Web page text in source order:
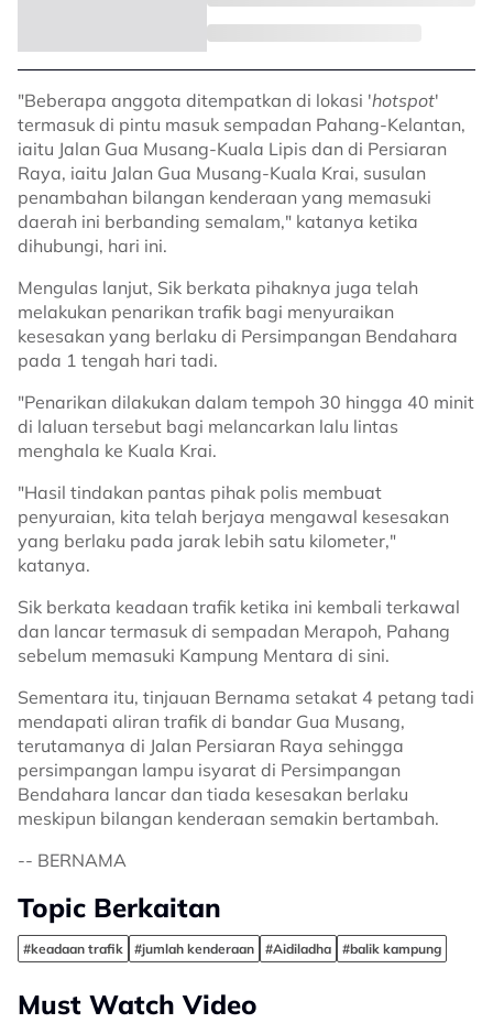
"Beberapa anggota ditempatkan di lokasi 'hotspot'
termasuk di pintu masuk sempadan Pahang-Kelantan,
iaitu Jalan Gua Musang-Kuala Lipis dan di Persiaran
Raya, iaitu Jalan Gua Musang-Kuala Krai, susulan
penambahan bilangan kenderaan yang memasuki
daerah ini berbanding semalam," katanya ketika
dihubungi, hari ini.
Mengulas lanjut, Sik berkata pihaknya juga telah
melakukan penarikan trafik bagi menyuraikan
kesesakan yang berlaku di Persimpangan Bendahara
pada 1 tengah hari tadi.
"Penarikan dilakukan dalam tempoh 30 hingga 40 minit
di laluan tersebut bagi melancarkan lalu lintas
menghala ke Kuala Krai.
"Hasil tindakan pantas pihak polis membuat
penyuraian, kita telah berjaya mengawal kesesakan
yang berlaku pada jarak lebih satu kilometer,"
katanya.
Sik berkata keadaan trafik ketika ini kembali terkawal
dan lancar termasuk di sempadan Merapoh, Pahang
sebelum memasuki Kampung Mentara di sini.
Sementara itu, tinjauan Bernama setakat 4 petang tadi
mendapati aliran trafik di bandar Gua Musang,
terutamanya di Jalan Persiaran Raya sehingga
persimpangan lampu isyarat di Persimpangan
Bendahara lancar dan tiada kesesakan berlaku
meskipun bilangan kenderaan semakin bertambah.
-- BERNAMA
Topic Berkaitan
#keadaan trafik #jumlah kenderaan #Aidiladha #balik kampung
Must Watch Video